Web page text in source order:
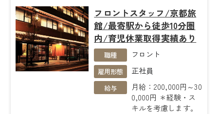
フロントスタッフ/京都旅
館/最寄駅から徒歩10分圏
内/育児休業取得実績あり
職種 フロント
雇用形態 正社員
給与
月給：200,000円～30
0,000円 ＊経験・ス
キルを考慮します。